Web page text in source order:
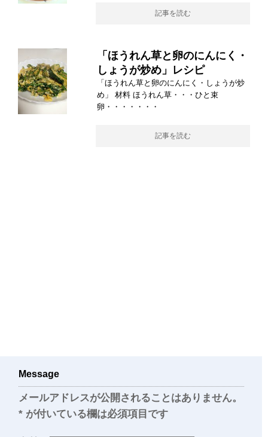
記事を読む
「ほうれん草と卵のにんにく・
しょうが炒め」レシピ
「ほうれん草と卵のにんにく・しょうが炒
め」 材料 ほうれん草・・・ひと束
卵・・・・・・・
記事を読む
Message
メールアドレスが公開されることはありません。
* が付いている欄は必須項目です